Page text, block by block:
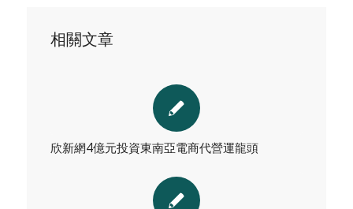
相關文章
欣新網4億元投資東南亞電商代營運龍頭